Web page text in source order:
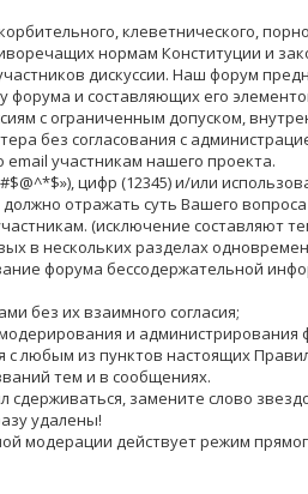
клеветнического,
нормам Конституции и
дискуссии. Наш форум
и составляющих его
с ограниченным допуском,
без согласования с
участникам нашего проекта.
цифр (12345) и/или
отражать суть Вашего
(исключение составляют
в нескольких разделах
форума бессодержательной
без их взаимного согласия;
и администрирования
любым из пунктов настоящих
тем и в сообщениях.
сдерживаться, замените слово
удалены!
действует режим